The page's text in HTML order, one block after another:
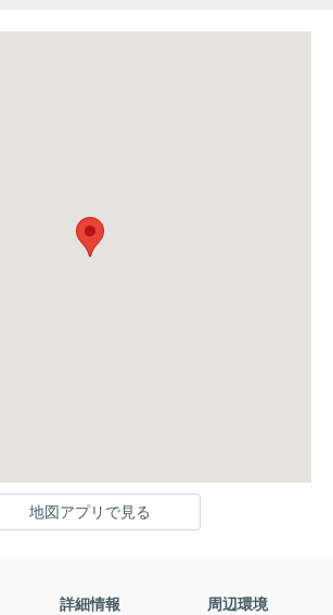
地図アプリで見る
詳細情報 周辺環境